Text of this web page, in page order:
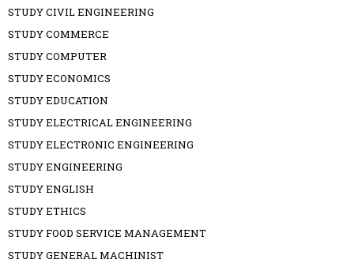
STUDY CIVIL ENGINEERING
STUDY COMMERCE
STUDY COMPUTER
STUDY ECONOMICS
STUDY EDUCATION
STUDY ELECTRICAL ENGINEERING
STUDY ELECTRONIC ENGINEERING
STUDY ENGINEERING
STUDY ENGLISH
STUDY ETHICS
STUDY FOOD SERVICE MANAGEMENT
STUDY GENERAL MACHINIST